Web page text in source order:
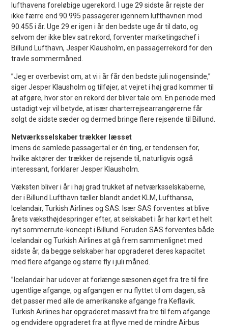
lufthavens foreløbige ugerekord. I uge 29 sidste år rejste der
ikke færre end 90.995 passagerer igennem lufthavnen mod
90.455 i år. Uge 29 er igen i år den bedste uge år til dato, og
selvom der ikke blev sat rekord, forventer marketingschef i
Billund Lufthavn, Jesper Klausholm, en passagerrekord for den
travle sommermåned.
”Jeg er overbevist om, at vi i år får den bedste juli nogensinde,”
siger Jesper Klausholm og tilføjer, at vejret i høj grad kommer til
at afgøre, hvor stor en rekord der bliver tale om. En periode med
ustadigt vejr vil betyde, at især charterrejsearrangørerne får
solgt de sidste sæder og dermed bringe flere rejsende til Billund.
Netværksselskaber trækker læsset
Imens de samlede passagertal er én ting, er tendensen for,
hvilke aktører der trækker de rejsende til, naturligvis også
interessant, forklarer Jesper Klausholm.
Væksten bliver i år i høj grad trukket af netværksselskaberne,
der i Billund Lufthavn tæller blandt andet KLM, Lufthansa,
Icelandair, Turkish Airlines og SAS. Især SAS forventes at blive
årets væksthøjdespringer efter, at selskabet i år har kørt et helt
nyt sommerrute-koncept i Billund. Foruden SAS forventes både
Icelandair og Turkish Airlines at gå frem sammenlignet med
sidste år, da begge selskaber har opgraderet deres kapacitet
med flere afgange og større fly i juli måned.
”Icelandair har udover at forlænge sæsonen øget fra tre til fire
ugentlige afgange, og afgangen er nu flyttet til om dagen, så
det passer med alle de amerikanske afgange fra Keflavik.
Turkish Airlines har opgraderet massivt fra tre til fem afgange
og endvidere opgraderet fra at flyve med de mindre Airbus